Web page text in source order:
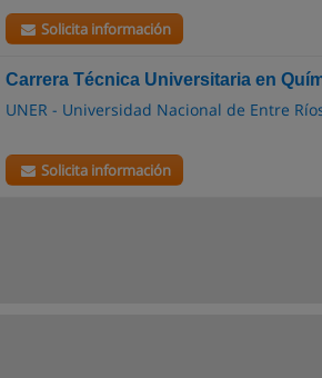
Solicita información
Carrera Técnica Universitaria en
UNER - Universidad Nacional de Entre
Solicita información